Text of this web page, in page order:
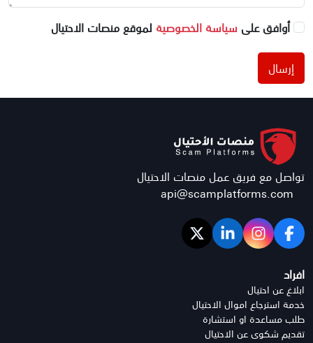
أوافق على سياسة الخصوصية لموقع منصات الاحتيال
إرسال
تواصل مع فريق عمل منصات الاحتيال
api@scamplatforms.com
افراد
ابلاغ عن احتيال
خدمة استرجاع اموال الاحتيال
طلب مساعدة او استشارة
تقديم شكوى عن الاحتيال